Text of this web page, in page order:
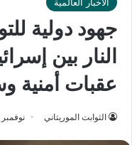
جهود دولية
النار بين
عقبات أمنية
الثوابت الموريتاني نوفمبر 25, 2024